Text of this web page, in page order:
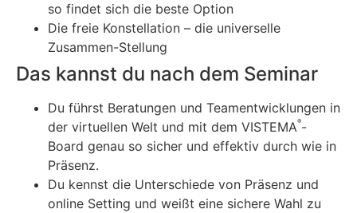
so findet sich die beste Option
Die freie Konstellation – die universelle
Zusammen-Stellung
Das kannst du nach dem Seminar
Du führst Beratungen und Teamentwicklungen in
der virtuellen Welt und mit dem VISTEMA®-
Board genau so sicher und effektiv durch wie in
Präsenz.
Du kennst die Unterschiede von Präsenz und
online Setting und weißt eine sichere Wahl zu